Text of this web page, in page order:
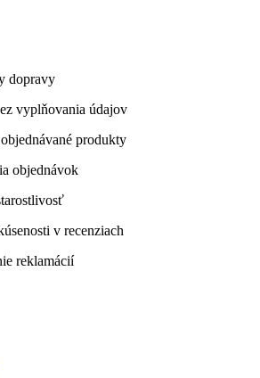
dopravy
vyplňovania údajov
produkty
objednávok
v recenziach
reklamácií